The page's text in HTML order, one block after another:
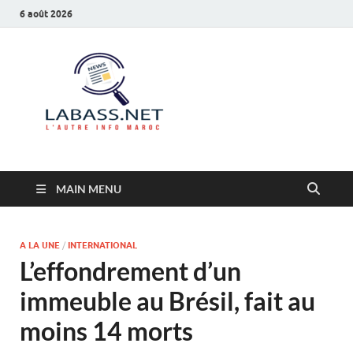
6 août 2026
MAIN MENU
A LA UNE / INTERNATIONAL
L’effondrement d’un
immeuble au Brésil, fait au
moins 14 morts